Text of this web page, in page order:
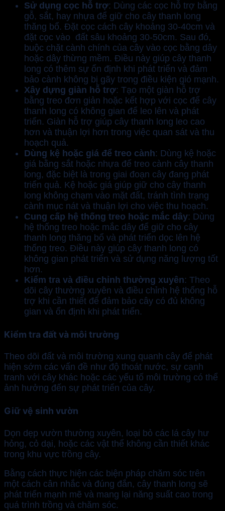
Sử dụng cọc hỗ trợ: Dùng các cọc hỗ trợ bằng
gỗ, sắt, hay nhựa để giữ cho cây thanh long
thăng bổ. Đặt cọc cách cây khoảng 30-40cm và
đặt cọc vào đất sâu khoảng 30-50cm. Sau đó,
buộc chặt cành chính của cây vào cọc bằng dây
hoặc dây thừng mềm. Điều này giúp cây thanh
long có thêm sự ổn định khi phát triển và đảm
bảo cành không bị gãy trong điều kiện gió mạnh.
Xây dựng giàn hỗ trợ: Tạo một giàn hỗ trợ
bằng treo đơn giản hoặc kết hợp với cọc để cây
thanh long có không gian để leo lên và phát
triển. Giàn hỗ trợ giúp cây thanh long leo cao
hơn và thuận lợi hơn trong việc quan sát và thu
hoạch quả.
Dùng kệ hoặc giá để treo cành: Dùng kệ hoặc
giá bằng sắt hoặc nhựa để treo cành cây thanh
long, đặc biệt là trong giai đoạn cây đang phát
triển quả. Kệ hoặc giá giúp giữ cho cây thanh
long không chạm vào mặt đất, tránh tình trạng
cành mục nát và thuận lợi cho việc thu hoạch.
Cung cấp hệ thống treo hoặc mắc dây: Dùng
hệ thống treo hoặc mắc dây để giữ cho cây
thanh long thăng bổ và phát triển dọc lên hệ
thống treo. Điều này giúp cây thanh long có
không gian phát triển và sử dụng năng lượng tốt
hơn.
Kiểm tra và điều chỉnh thường xuyên: Theo
dõi cây thường xuyên và điều chỉnh hệ thống hỗ
trợ khi cần thiết để đảm bảo cây có đủ không
gian và ổn định khi phát triển.
Kiểm tra đất và môi trường
Theo dõi đất và môi trường xung quanh cây để phát
hiện sớm các vấn đề như độ thoát nước, sự cạnh
tranh với cây khác hoặc các yếu tố môi trường có thể
ảnh hưởng đến sự phát triển của cây.
Giữ vệ sinh vườn
Dọn dẹp vườn thường xuyên, loại bỏ các lá cây hư
hỏng, cỏ dại, hoặc các vật thể không cần thiết khác
trong khu vực trồng cây.
Bằng cách thực hiện các biện pháp chăm sóc trên
một cách cân nhắc và đúng đắn, cây thanh long sẽ
phát triển mạnh mẽ và mang lại năng suất cao trong
quá trình trồng và chăm sóc.